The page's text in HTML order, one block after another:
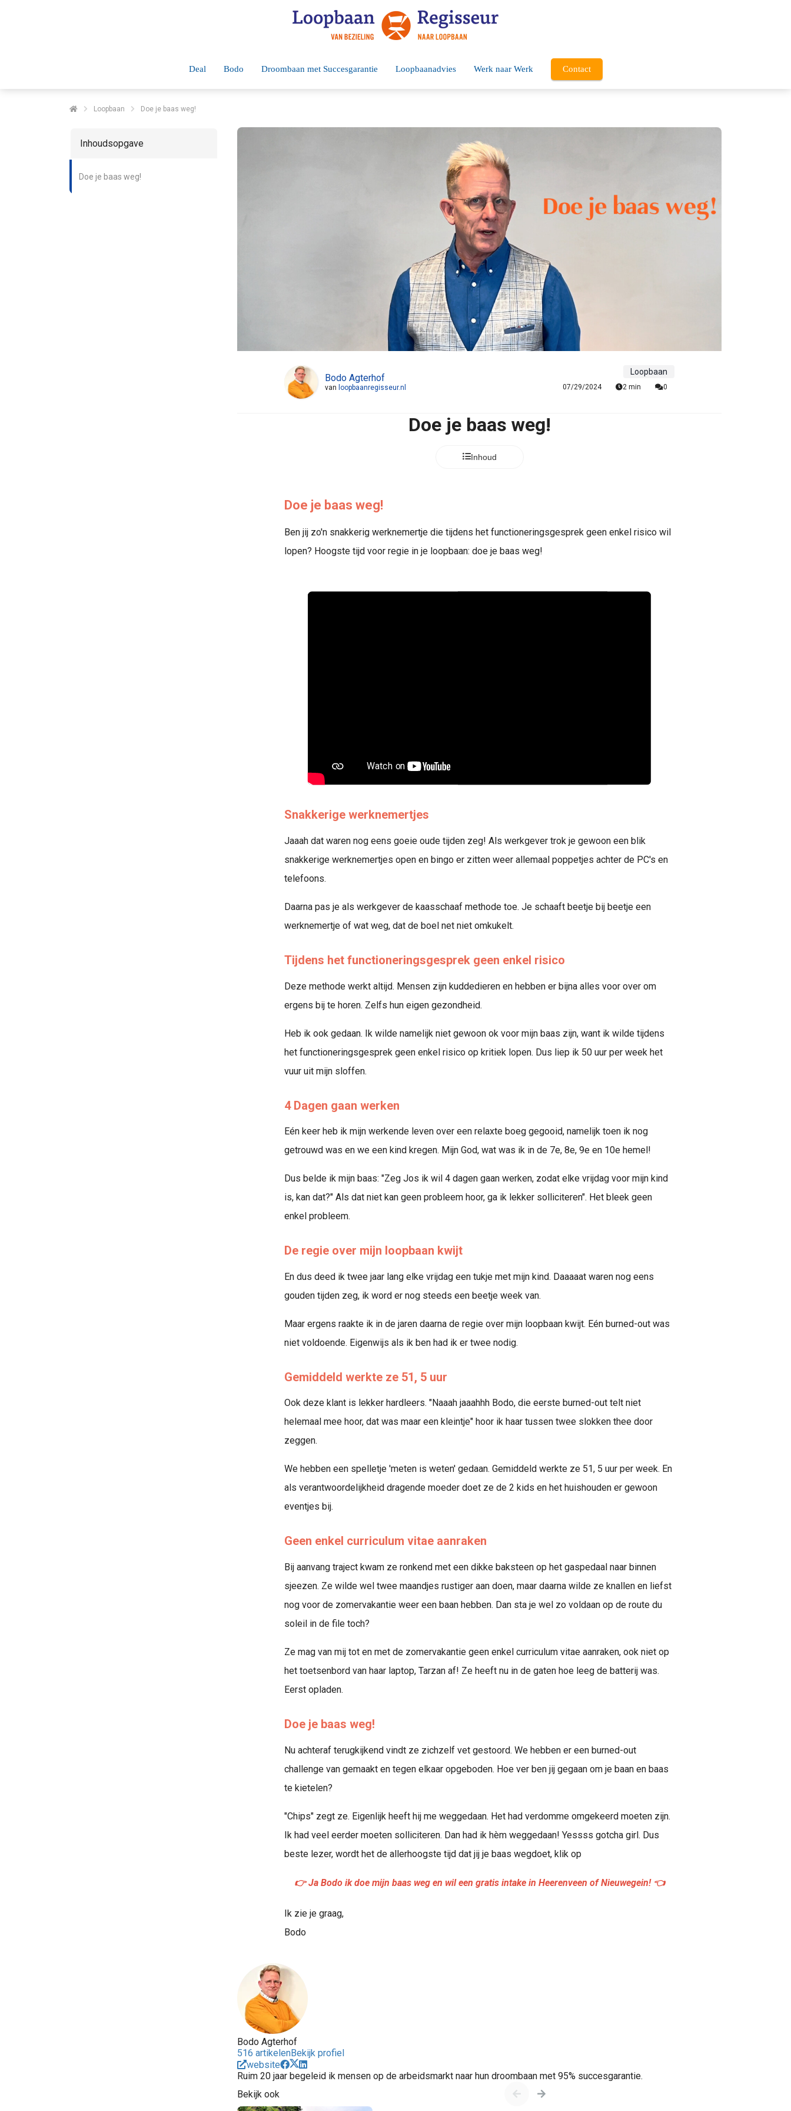
Deal Bodo Droombaan met Succesgarantie Loopbaanadvies Werk naar Werk Contact
Loopbaan Doe je baas weg!
Inhoudsopgave
Doe je baas weg!
Bodo Agterhof
van loopbaanregisseur.nl
Loopbaan
07/29/2024 2 min 0
Doe je baas weg!
Inhoud
Doe je baas weg!
Ben jij zo'n snakkerig werknemertje die tijdens het functioneringsgesprek geen enkel risico wil
lopen? Hoogste tijd voor regie in je loopbaan: doe je baas weg!
Snakkerige werknemertjes
Jaaah dat waren nog eens goeie oude tijden zeg! Als werkgever trok je gewoon een blik
snakkerige werknemertjes open en bingo er zitten weer allemaal poppetjes achter de PC's en
telefoons.
Daarna pas je als werkgever de kaasschaaf methode toe. Je schaaft beetje bij beetje een
werknemertje of wat weg, dat de boel net niet omkukelt.
Tijdens het functioneringsgesprek geen enkel risico
Deze methode werkt altijd. Mensen zijn kuddedieren en hebben er bijna alles voor over om
ergens bij te horen. Zelfs hun eigen gezondheid.
Heb ik ook gedaan. Ik wilde namelijk niet gewoon ok voor mijn baas zijn, want ik wilde tijdens
het functioneringsgesprek geen enkel risico op kritiek lopen. Dus liep ik 50 uur per week het
vuur uit mijn sloffen.
4 Dagen gaan werken
Eén keer heb ik mijn werkende leven over een relaxte boeg gegooid, namelijk toen ik nog
getrouwd was en we een kind kregen. Mijn God, wat was ik in de 7e, 8e, 9e en 10e hemel!
Dus belde ik mijn baas: "Zeg Jos ik wil 4 dagen gaan werken, zodat elke vrijdag voor mijn kind
is, kan dat?" Als dat niet kan geen probleem hoor, ga ik lekker solliciteren". Het bleek geen
enkel probleem.
De regie over mijn loopbaan kwijt
En dus deed ik twee jaar lang elke vrijdag een tukje met mijn kind. Daaaaat waren nog eens
gouden tijden zeg, ik word er nog steeds een beetje week van.
Maar ergens raakte ik in de jaren daarna de regie over mijn loopbaan kwijt. Eén burned-out was
niet voldoende. Eigenwijs als ik ben had ik er twee nodig.
Gemiddeld werkte ze 51, 5 uur
Ook deze klant is lekker hardleers. "Naaah jaaahhh Bodo, die eerste burned-out telt niet
helemaal mee hoor, dat was maar een kleintje" hoor ik haar tussen twee slokken thee door
zeggen.
We hebben een spelletje 'meten is weten' gedaan. Gemiddeld werkte ze 51, 5 uur per week. En
als verantwoordelijkheid dragende moeder doet ze de 2 kids en het huishouden er gewoon
eventjes bij.
Geen enkel curriculum vitae aanraken
Bij aanvang traject kwam ze ronkend met een dikke baksteen op het gaspedaal naar binnen
sjeezen. Ze wilde wel twee maandjes rustiger aan doen, maar daarna wilde ze knallen en liefst
nog voor de zomervakantie weer een baan hebben. Dan sta je wel zo voldaan op de route du
soleil in de file toch?
Ze mag van mij tot en met de zomervakantie geen enkel curriculum vitae aanraken, ook niet op
het toetsenbord van haar laptop, Tarzan af! Ze heeft nu in de gaten hoe leeg de batterij was.
Eerst opladen.
Doe je baas weg!
Nu achteraf terugkijkend vindt ze zichzelf vet gestoord. We hebben er een burned-out
challenge van gemaakt en tegen elkaar opgeboden. Hoe ver ben jij gegaan om je baan en baas
te kietelen?
"Chips" zegt ze. Eigenlijk heeft hij me weggedaan. Het had verdomme omgekeerd moeten zijn.
Ik had veel eerder moeten solliciteren. Dan had ik hèm weggedaan! Yessss gotcha girl. Dus
beste lezer, wordt het de allerhoogste tijd dat jij je baas wegdoet, klik op
👉 Ja Bodo ik doe mijn baas weg en wil een gratis intake in Heerenveen of Nieuwegein! 👈
Ik zie je graag,
Bodo
Bodo Agterhof
516 artikelenBekijk profiel
website
Ruim 20 jaar begeleid ik mensen op de arbeidsmarkt naar hun droombaan met 95% succesgarantie.
Bekijk ook